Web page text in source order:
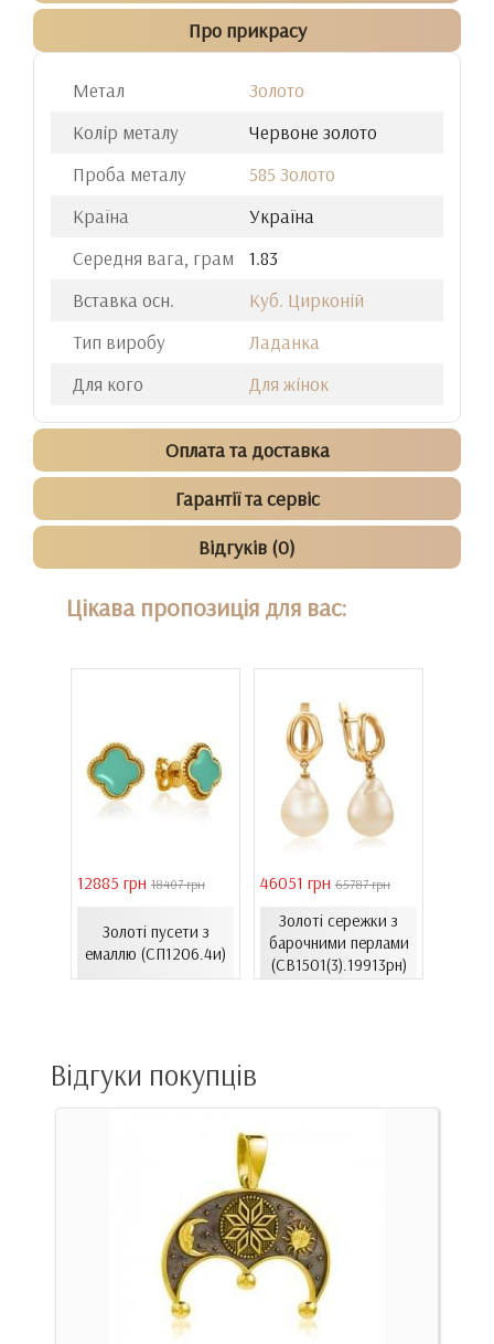
Про прикрасу
Метал
Золото
Колір металу
Червоне золото
Проба металу
585 Золото
Країна
Україна
Середня вага, грам
1.83
Вставка осн.
Куб. Цирконій
Тип виробу
Ладанка
Для кого
Для жінок
Оплата та доставка
Гарантії та сервіс
Відгуків (0)
Цікава пропозиція для вас:
12885 грн 18407 грн
Золоті пусети з
емаллю (СП1206.4и)
46051 грн 65787 грн
Золоті сережки з
барочними перлами
(СВ1501(3).19913рн)
Відгуки покупців